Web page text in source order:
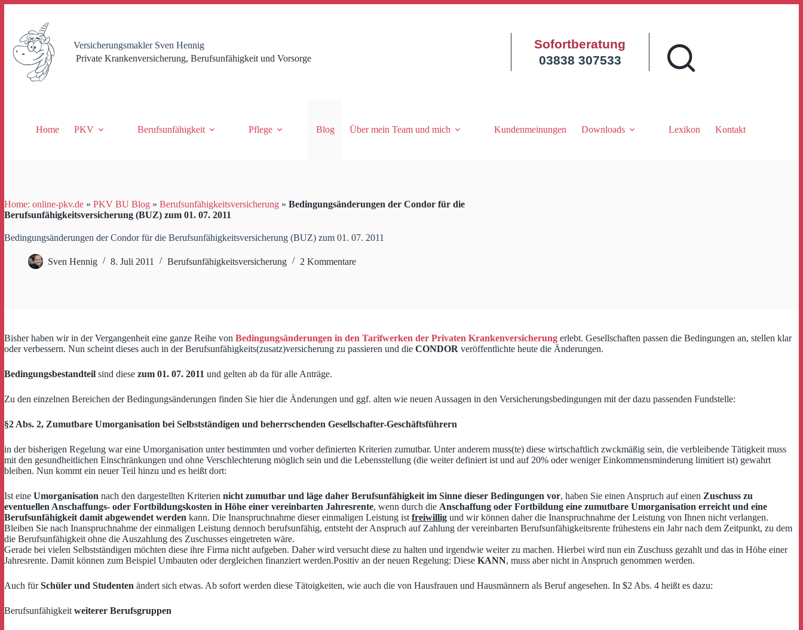
springen
Versicherungsmakler Sven Hennig
Private Krankenversicherung, Berufsunfähigkeit und Vorsorge
Sofortberatung
03838 307533
Home PKV Berufsunfähigkeit Pflege Blog Über mein Team und mich Kundenmeinungen Downloads Lexikon Kontakt
Home: online-pkv.de » PKV BU Blog » Berufsunfähigkeitsversicherung » Bedingungsänderungen der Condor für die
Berufsunfähigkeitsversicherung (BUZ) zum 01. 07. 2011
Bedingungsänderungen der Condor für die Berufsunfähigkeitsversicherung (BUZ) zum 01. 07. 2011
Sven Hennig 8. Juli 2011 Berufsunfähigkeitsversicherung 2 Kommentare
Bisher haben wir in der Vergangenheit eine ganze Reihe von Bedingungsänderungen in den Tarifwerken der Privaten Krankenversicherung erlebt. Gesellschaften passen die Bedingungen an, stellen klar
oder verbessern. Nun scheint dieses auch in der Berufsunfähigkeits(zusatz)versicherung zu passieren und die CONDOR veröffentlichte heute die Änderungen.
Bedingungsbestandteil sind diese zum 01. 07. 2011 und gelten ab da für alle Anträge.
Zu den einzelnen Bereichen der Bedingungsänderungen finden Sie hier die Änderungen und ggf. alten wie neuen Aussagen in den Versicherungsbedingungen mit der dazu passenden Fundstelle:
§2 Abs. 2, Zumutbare Umorganisation bei Selbstständigen und beherrschenden Gesellschafter-Geschäftsführern
in der bisherigen Regelung war eine Umorganisation unter bestimmten und vorher definierten Kriterien zumutbar. Unter anderem muss(te) diese wirtschaftlich zwckmäßig sein, die verbleibende Tätigkeit muss
mit den gesundheitlichen Einschränkungen und ohne Verschlechterung möglich sein und die Lebensstellung (die weiter definiert ist und auf 20% oder weniger Einkommensminderung limitiert ist) gewahrt
bleiben. Nun kommt ein neuer Teil hinzu und es heißt dort:
Ist eine Umorganisation nach den dargestellten Kriterien nicht zumutbar und läge daher Berufsunfähigkeit im Sinne dieser Bedingungen vor, haben Sie einen Anspruch auf einen Zuschuss zu
eventuellen Anschaffungs- oder Fortbildungskosten in Höhe einer vereinbarten Jahresrente, wenn durch die Anschaffung oder Fortbildung eine zumutbare Umorganisation erreicht und eine
Berufsunfähigkeit damit abgewendet werden kann. Die Inanspruchnahme dieser einmaligen Leistung ist freiwillig und wir können daher die Inanspruchnahme der Leistung von Ihnen nicht verlangen.
Bleiben Sie nach Inanspruchnahme der einmaligen Leistung dennoch berufsunfähig, entsteht der Anspruch auf Zahlung der vereinbarten Berufsunfähigkeitsrente frühestens ein Jahr nach dem Zeitpunkt, zu dem
die Berufsunfähigkeit ohne die Auszahlung des Zuschusses eingetreten wäre.
Gerade bei vielen Selbstständigen möchten diese ihre Firma nicht aufgeben. Daher wird versucht diese zu halten und irgendwie weiter zu machen. Hierbei wird nun ein Zuschuss gezahlt und das in Höhe einer
Jahresrente. Damit können zum Beispiel Umbauten oder dergleichen finanziert werden.Positiv an der neuen Regelung: Diese KANN, muss aber nicht in Anspruch genommen werden.
Auch fürSchüler und Studenten ändert sich etwas. Ab sofort werden diese Tätoigkeiten, wie auch die von Hausfrauen und Hausmännern als Beruf angesehen. In $2 Abs. 4 heißt es dazu:
Berufsunfähigkeit weiterer Berufsgruppen